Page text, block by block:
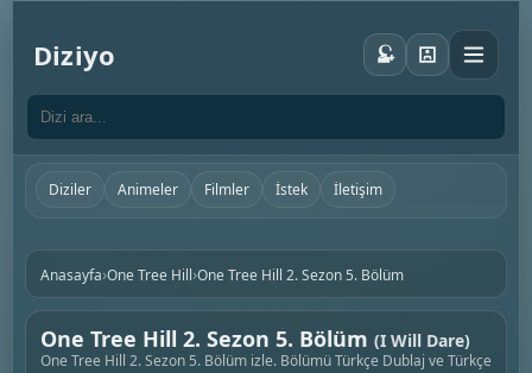
Diziyo
Diziler Animeler Filmler İstek İletişim
Anasayfa›One Tree Hill›One Tree Hill 2. Sezon 5. Bölüm
One Tree Hill 2. Sezon 5. Bölüm (I Will Dare)
One Tree Hill 2. Sezon 5. Bölüm izle. Bölümü Türkçe Dublaj ve Türkçe